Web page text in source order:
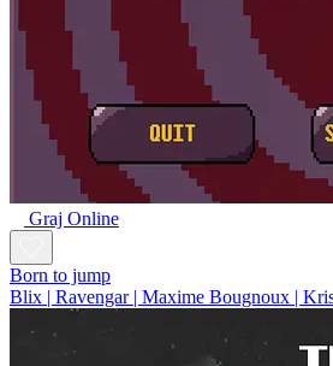
Graj Online
Born to jump
Blix | Ravengar | Maxime Bougnoux |